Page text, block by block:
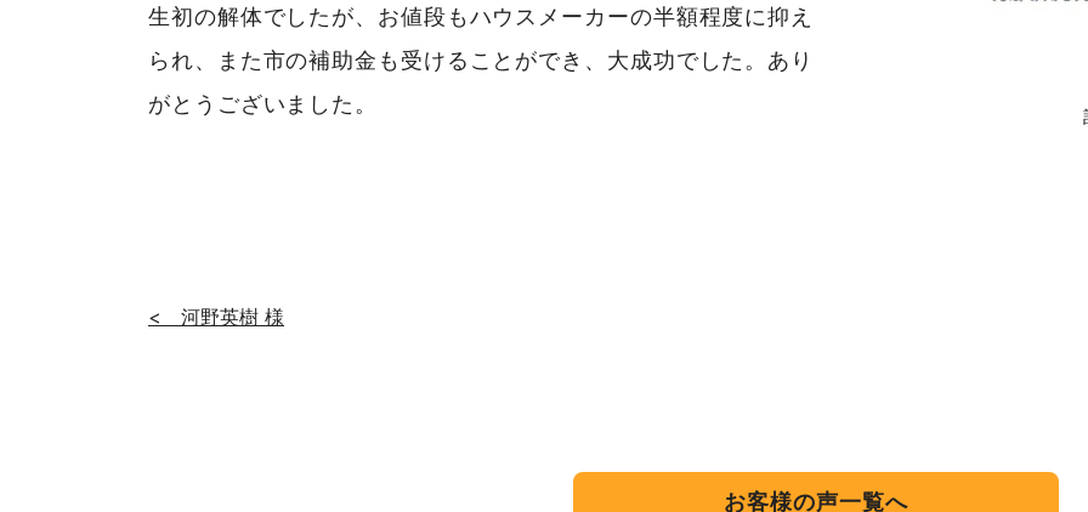
生初の解体でしたが、お値段もハウスメーカーの半額程度に抑え
られ、また市の補助金も受けることができ、大成功でした。あり
がとうございました。
< 河野英樹 様
お客様の声一覧へ